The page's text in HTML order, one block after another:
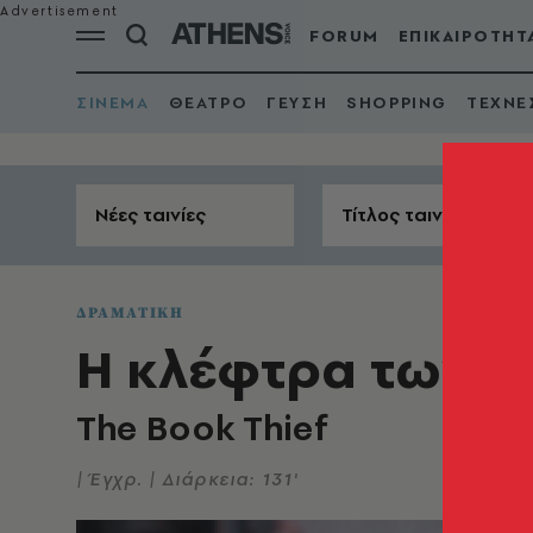
FORUM
ΣΙΝΕΜΑ ΘΕΑΤΡΟ ΓΕΥΣΗ SHOPPING
Νέες ταινίες Τίτλος ταινίας
ΔΡΑΜΑΤΙΚΗ
Η κλέφτρα των
The Book Thief
| Έγχρ. | Διάρκεια: 131'